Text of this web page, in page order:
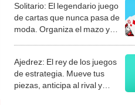
Solitario: El legendario juego
de cartas que nunca pasa de
moda. Organiza el mazo y
Ajedrez: El rey de los juegos
de estrategia. Mueve tus
piezas, anticipa al rival y